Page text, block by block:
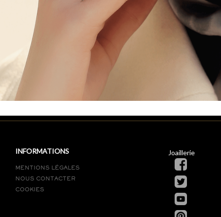
INFORMATIONS
MENTIONS LÉGALES
NOUS CONTACTER
COOKIES
Joaillerie